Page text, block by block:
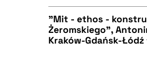
BIBTEX
CZYSTY TEKST
"Mit - ethos -
Żeromskiego",
Kraków-Gdańsk-